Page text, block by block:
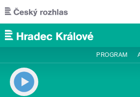
Přejít k hlavnímu obsahu
PROGRAM